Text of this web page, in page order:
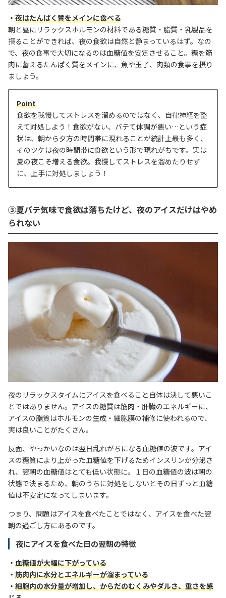
・ 夜はたんぱく質をメインに食べる
朝と昼にリラックスホルモンの材料である糖質・脂質・乳製品を
摂ることができれば、 夜の食欲は自然と静まっているはず。なの
で、夜の食事で大切になるのは血糖値を安定させること。糖を筋
肉に蓄えるたんぱく質をメインに、魚や玉子、肉類の食事を摂り
ましょう。
Point
食欲を我慢してストレスを溜めるのではなく、自律神経を整
えて対処しよう！食欲がない、バテて体調が悪い…という症
状は、朝から夕方の時間帯に現れることが統計上最も多く、
そのツケは夜の時間帯に食欲という形で現れがちです。実は
夏の夜こそ増える食欲。我慢してストレスを溜めたりせず
に、上手に対処しましょう！
③夏バテ気味で食欲は落ちたけど、夜のアイスだけはやめ
られない
夜のリラックスタイムにアイスを食べること自体は決して悪いこ
とではありません。アイスの糖質は筋肉・肝臓のエネルギーに、
アイスの脂質はホルモンの生成・細胞膜の補修に使われるので、
実は良いことがたくさん。
反面、やっかいなのは翌日乱れがちになる血糖値の波です。アイ
スの糖質により上がった血糖値を下げるためインスリンが分泌さ
れ、翌朝の血糖値はとても低い状態に。１日の血糖値の波は朝の
状態で決まるため、朝のうちに対処をしないとその日ずっと血糖
値は不安定になってしまいます。
つまり、問題はアイスを食べたことではなく、アイスを食べた翌
朝の過ごし方にあるのです。
夜にアイスを食べた日の翌朝の特徴
・ 血糖値が大幅に下がっている
・ 筋肉内に水分とエネルギーが溜まっている
・ 細胞内の水分量が増加し、からだのむくみやダルさ、重さを感